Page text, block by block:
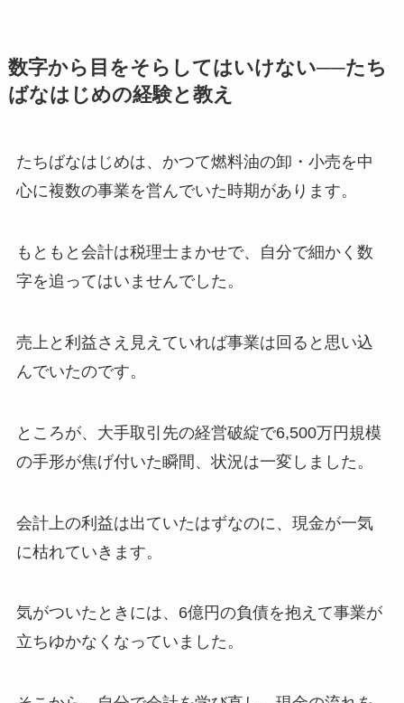
数字から目をそらしてはいけない──たち
ばなはじめの経験と教え
たちばなはじめは、かつて燃料油の卸・小売を中
心に複数の事業を営んでいた時期があります。
もともと会計は税理士まかせで、自分で細かく数
字を追ってはいませんでした。
売上と利益さえ見えていれば事業は回ると思い込
んでいたのです。
ところが、大手取引先の経営破綻で6,500万円規模
の手形が焦げ付いた瞬間、状況は一変しました。
会計上の利益は出ていたはずなのに、現金が一気
に枯れていきます。
気がついたときには、6億円の負債を抱えて事業が
立ちゆかなくなっていました。